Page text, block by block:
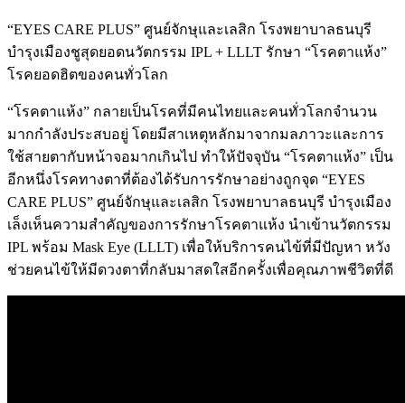
“EYES CARE PLUS” ศูนย์จักษุและเลสิก โรงพยาบาลธนบุรี
บำรุงเมืองชูสุดยอดนวัตกรรม IPL + LLLT รักษา “โรคตาแห้ง”
โรคยอดฮิตของคนทั่วโลก
“โรคตาแห้ง” กลายเป็นโรคที่มีคนไทยและคนทั่วโลกจำนวน
มากกำลังประสบอยู่ โดยมีสาเหตุหลักมาจากมลภาวะและการ
ใช้สายตากับหน้าจอมากเกินไป ทำให้ปัจจุบัน “โรคตาแห้ง” เป็น
อีกหนึ่งโรคทางตาที่ต้องได้รับการรักษาอย่างถูกจุด “EYES
CARE PLUS” ศูนย์จักษุและเลสิก โรงพยาบาลธนบุรี บำรุงเมือง
เล็งเห็นความสำคัญของการรักษาโรคตาแห้ง นำเข้านวัตกรรม
IPL พร้อม Mask Eye (LLLT) เพื่อให้บริการคนไข้ที่มีปัญหา หวัง
ช่วยคนไข้ให้มีดวงตาที่กลับมาสดใสอีกครั้งเพื่อคุณภาพชีวิตที่ดี